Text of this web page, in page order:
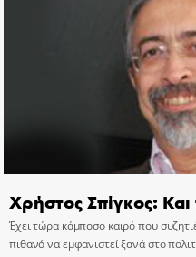
Χρήστος Σπίγκος:
Έχει τώρα κάμποσο καιρό που
πιθανό να εμφανιστεί ξανά στο